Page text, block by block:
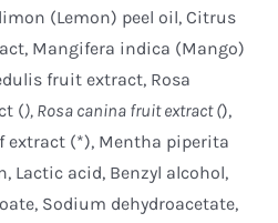
(Lemon) peel oil, Citrus
Mangifera indica (Mango)
fruit extract, Rosa
(), Rosa canina fruit extract (),
extract (*), Mentha piperita
Lactic acid, Benzyl alcohol,
Sodium dehydroacetate,